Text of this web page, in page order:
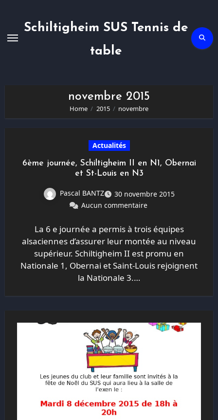
Schiltigheim SUS Tennis de
table
novembre 2015
Home 2015 novembre
Actualités
6ème journée, Schiltigheim II en N1, Obernai
et St-Louis en N3
Pascal BANTZ
30 novembre 2015
Aucun commentaire
La 6 e journée a permis à trois équipes
alsaciennes d’assurer leur montée au niveau
supérieur. Schiltigheim II est promu en
Nationale 1, Obernai et Saint-Louis rejoignent
la Nationale 3.…